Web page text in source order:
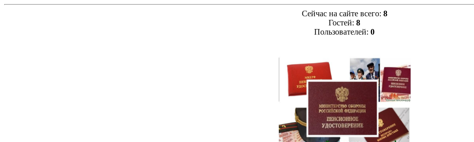
Сейчас на сайте всего: 8
Гостей: 8
Пользователей: 0